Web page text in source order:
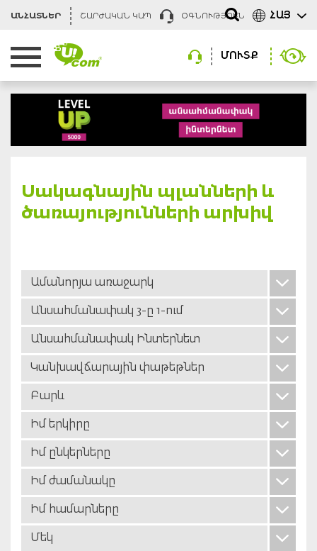
ԱՆՀԱՏՆԵՐ ՇԱՐԺԱԿԱՆ ԿԱՊ ՕԳՆՈՒԹՅՈՒՆ ՀԱՅ
ՄՈՒՏՔ
Սակագնային պլանների և
ծառայությունների արխիվ
Ամանորյա առաջարկ
Անսահմանափակ 3-ը 1-ում
Անսահմանափակ Ինտերնետ
Կանխավճարային փաթեթներ
Բարև
Իմ երկիրը
Իմ ընկերները
Իմ ժամանակը
Իմ համարները
Մեկ